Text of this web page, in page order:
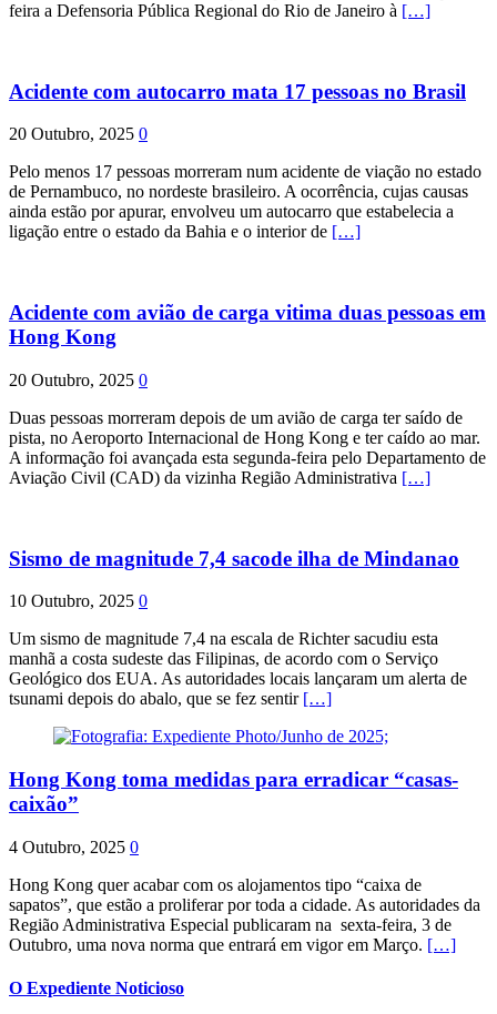
feira a Defensoria Pública Regional do Rio de Janeiro à […]
Acidente com autocarro mata 17 pessoas no Brasil
20 Outubro, 2025 0
Pelo menos 17 pessoas morreram num acidente de viação no estado
de Pernambuco, no nordeste brasileiro. A ocorrência, cujas causas
ainda estão por apurar, envolveu um autocarro que estabelecia a
ligação entre o estado da Bahia e o interior de […]
Acidente com avião de carga vitima duas pessoas em
Hong Kong
20 Outubro, 2025 0
Duas pessoas morreram depois de um avião de carga ter saído de
pista, no Aeroporto Internacional de Hong Kong e ter caído ao mar.
A informação foi avançada esta segunda-feira pelo Departamento de
Aviação Civil (CAD) da vizinha Região Administrativa […]
Sismo de magnitude 7,4 sacode ilha de Mindanao
10 Outubro, 2025 0
Um sismo de magnitude 7,4 na escala de Richter sacudiu esta
manhã a costa sudeste das Filipinas, de acordo com o Serviço
Geológico dos EUA. As autoridades locais lançaram um alerta de
tsunami depois do abalo, que se fez sentir […]
Hong Kong toma medidas para erradicar “casas-
caixão”
4 Outubro, 2025 0
Hong Kong quer acabar com os alojamentos tipo “caixa de
sapatos”, que estão a proliferar por toda a cidade. As autoridades da
Região Administrativa Especial publicaram na sexta-feira, 3 de
Outubro, uma nova norma que entrará em vigor em Março. […]
O Expediente Noticioso